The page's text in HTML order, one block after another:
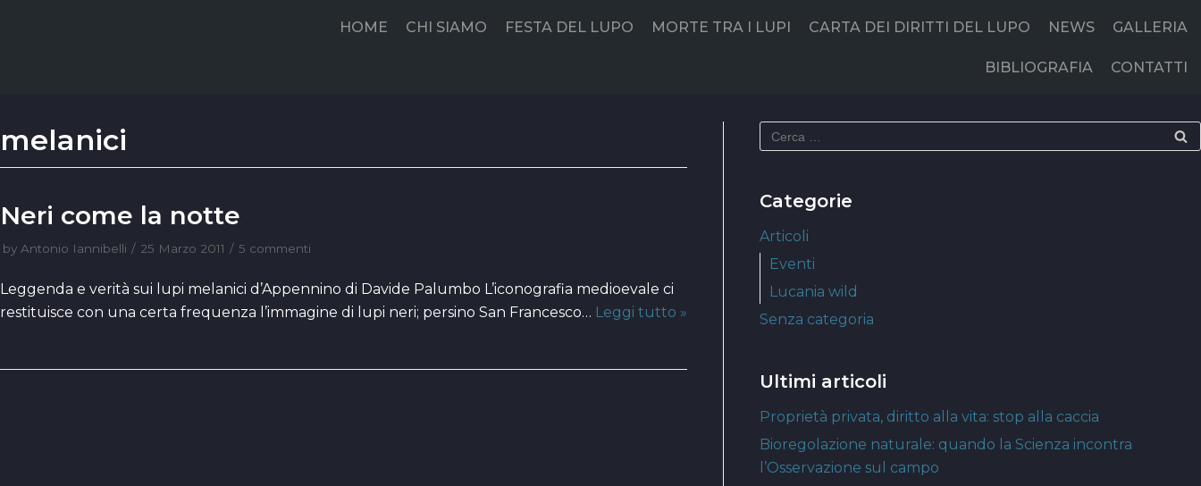
HOME CHI SIAMO FESTA DEL LUPO MORTE TRA I LUPI CARTA DEI DIRITTI DEL LUPO NEWS GALLERIA
BIBLIOGRAFIA CONTATTI
melanici
Neri come la notte
by Antonio Iannibelli 25 Marzo 2011 5 commenti
Leggenda e verità sui lupi melanici d’Appennino di Davide Palumbo L’iconografia medioevale ci
restituisce con una certa frequenza l’immagine di lupi neri; persino San Francesco… Leggi tutto »
Categorie
Articoli
Eventi
Lucania wild
Senza categoria
Ultimi articoli
Proprietà privata, diritto alla vita: stop alla caccia
Bioregolazione naturale: quando la Scienza incontra
l’Osservazione sul campo